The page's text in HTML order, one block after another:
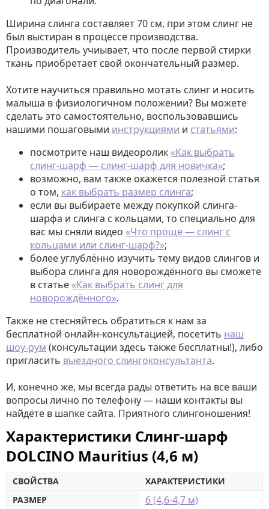
Ширина слинга составляет 70 см, при этом слинг не
был выстиран в процессе производства.
Производитель учиывает, что после первой стирки
ткань приобретает свой окончательный размер.
Хотите научиться правильно мотать слинг и носить
малыша в физиологичном положении? Вы можете
сделать это самостоятельно, воспользовавшись
нашими пошаговыми инструкциями и статьями:
посмотрите наш видеоролик «Как выбрать
слинг-шарф — слинг-шарф для новичка»;
возможно, вам также окажется полезной статья
о том, как выбрать размер слинга;
если вы выбираете между покупкой слинга-
шарфа и слинга с кольцами, то специально для
вас мы сняли видео «Что проще — слинг с
кольцами или слинг-шарф?»;
более углублённо изучить тему видов слингов и
выбора слинга для новорождённого вы сможете
в статье «Как выбрать слинг для
новорождённого».
Также не стесняйтесь обратиться к нам за
бесплатной онлайн-консультацией, посетить наш
шоу-рум (консультации здесь также бесплатны!), либо
пригласить выездного слингоконсультанта.
И, конечно же, мы всегда рады ответить на все ваши
вопросы лично по телефону — наши контакты вы
найдёте в шапке сайта. Приятного слингоношения!
Характеристики Слинг-шарф
DOLCINO Mauritius (4,6 м)
СВОЙСТВА
ХАРАКТЕРИСТИКИ
РАЗМЕР
6 (4,6-4,7 м)